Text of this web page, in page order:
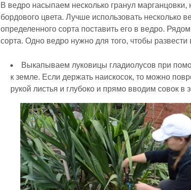
В ведро насыпаем несколько гранул
бордового цвета. Лучше использовать несколько
определенного сорта поставить его в ведро.
сорта. Одно ведро нужно для того, чтобы
Выкапываем луковицы гладиолусов при
к земле. Если держать наискосок, то можно
рукой листья и глубоко и прямо вводим совок в